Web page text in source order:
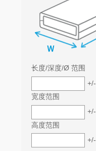
长度/深度/Ø 范围
+/-
宽度范围
+/-
高度范围
+/-